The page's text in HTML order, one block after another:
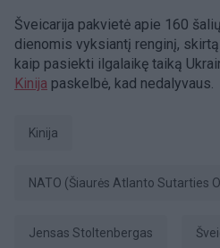
Šveicarija pakvietė apie 160
dienomis vyksiantį renginį,
kaip pasiekti ilgalaikę taiką
Kinija paskelbė, kad nedalyvaus.
Kinija
NATO (Šiaurės Atlanto Sutarties
Jensas Stoltenbergas